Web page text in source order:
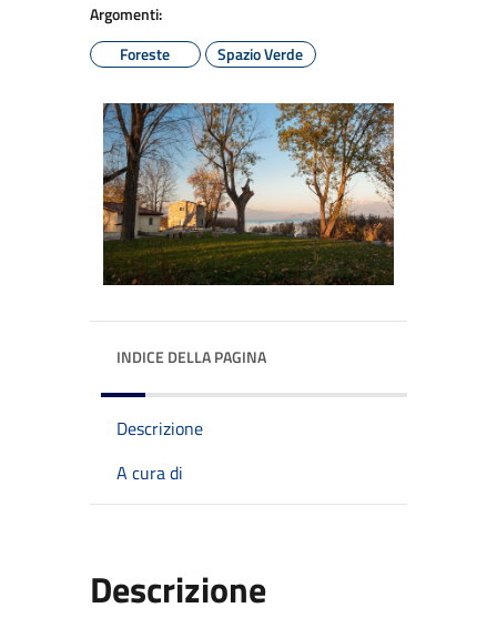
Argomenti:
Foreste
Spazio Verde
INDICE DELLA PAGINA
Descrizione
A cura di
Descrizione